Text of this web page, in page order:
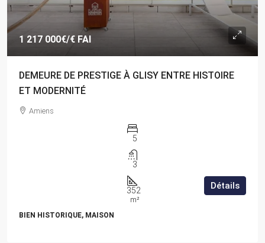
1 217 000€/€ FAI
DEMEURE DE PRESTIGE À GLISY ENTRE HISTOIRE
ET MODERNITÉ
Amiens
5
3
352
m²
BIEN HISTORIQUE, MAISON
Détails